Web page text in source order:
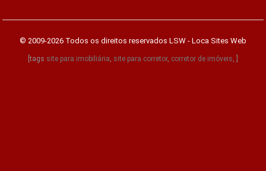
© 2009-2026 Todos os direitos reservados LSW - Loca Sites Web
[tags site para imobiliária, site para corretor, corretor de imóveis, ]